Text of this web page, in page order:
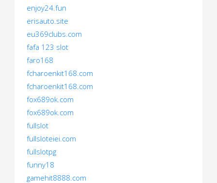
enjoy24.fun
erisauto.site
eu369clubs.com
fafa 123 slot
faro168
fcharoenkit168.com
fcharoenkit168.com
fox689ok.com
fox689ok.com
fullslot
fullsloteiei.com
fullslotpg
funny18
gamehit8888.com